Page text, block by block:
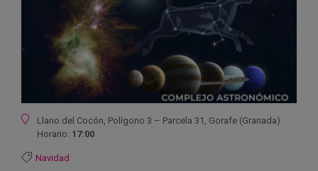
Ubicación
Llano del Cocón, Polígono 3 – Parcela 31, Gorafe (Granada)
Horario: 17:00
Navidad